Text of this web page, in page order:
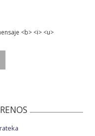
<b> <i> <u>